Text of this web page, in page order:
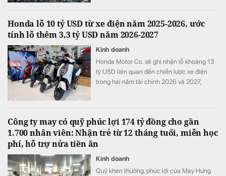
Honda lỗ 10 tỷ USD từ xe điện năm 2025-2026, ước
tính lỗ thêm 3,3 tỷ USD năm 2026-2027
Kinh doanh
Honda Motor Co. sẽ ghi nhận lỗ khoảng 13
tỷ USD liên quan đến chiến lược xe điện
trong hai năm tài chính 2026 và 2027,
Công ty may có quỹ phúc lợi 174 tỷ đồng cho gần
1.700 nhân viên: Nhận trẻ từ 12 tháng tuổi, miễn học
phí, hỗ trợ nửa tiền ăn
Kinh doanh
Quỹ khen thưởng, phúc lợi của May Hưng